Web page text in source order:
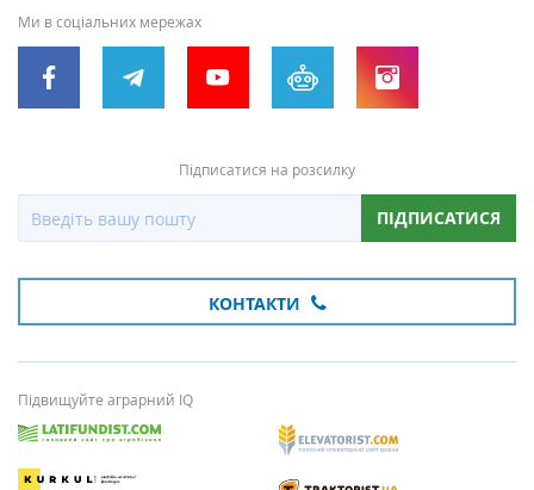
Ми в соціальних мережах
Підписатися на розсилку
ПІДПИСАТИСЯ
КОНТАКТИ
Підвищуйте аграрний IQ